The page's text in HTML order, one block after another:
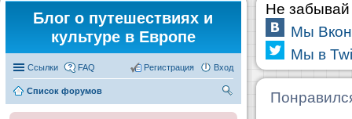
Блог о путешествиях и
культуре в Европе
Ссылки FAQ Вход
Регистрация
Список форумов
Не забывай
Мы
Мы в